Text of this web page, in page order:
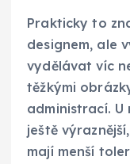
Prakticky to
designem, ale
vydělávat víc
těžkými
administrací. U
ještě
mají menší